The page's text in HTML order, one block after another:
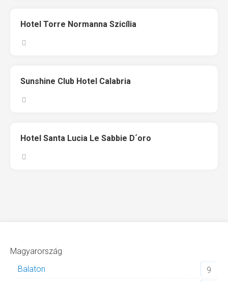
Hotel Torre Normanna Szicília
Sunshine Club Hotel Calabria
Hotel Santa Lucia Le Sabbie D´oro
Magyarország
Balaton
9